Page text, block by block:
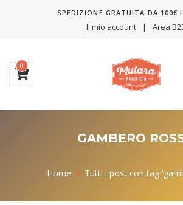
SPEDIZIONE GRATUITA DA 100€
Il mio account Area
0
GAMBERO
Home Tutti i post con tag